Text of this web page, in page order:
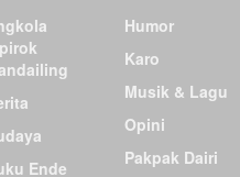
Ende
Humor
Karo
Musik & Lagu
Opini
Pakpak Dairi